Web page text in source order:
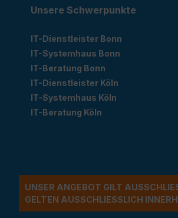
Unsere Schwerpunkte
IT-Dienstleister Bonn
IT-Systemhaus Bonn
IT-Beratung Bonn
IT-Dienstleister Köln
IT-Systemhaus Köln
IT-Beratung Köln
UNSER ANGEBOT GILT
ELTEN AUSSCHLIESSLICH